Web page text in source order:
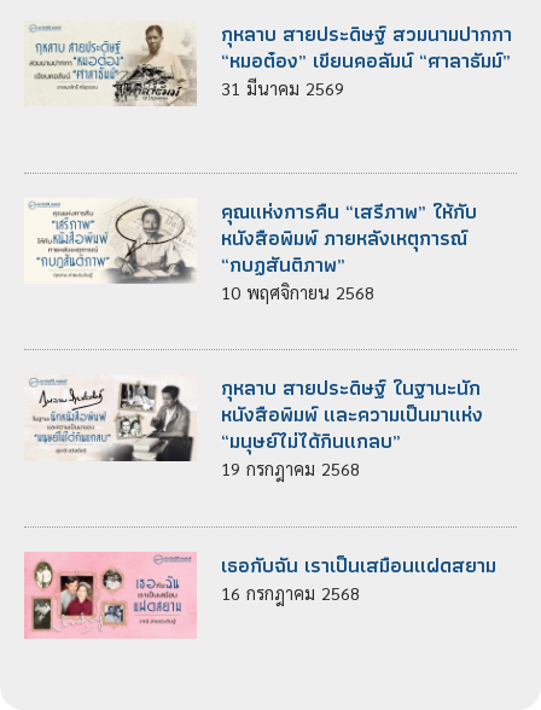
กุหลาบ สายประดิษฐ์ สวมนามปากกา
“หมอต๋อง” เขียนคอลัมน์ “ศาลาธัมม์”
31 มีนาคม 2569
คุณแห่งการคืน “เสรีภาพ” ให้กับ
หนังสือพิมพ์ ภายหลังเหตุการณ์
“กบฏสันติภาพ”
10 พฤศจิกายน 2568
กุหลาบ สายประดิษฐ์ ในฐานะนัก
หนังสือพิมพ์ และความเป็นมาแห่ง
“มนุษย์ไม่ได้กินแกลบ”
19 กรกฎาคม 2568
เธอกับฉัน เราเป็นเสมือนแฝดสยาม
16 กรกฎาคม 2568